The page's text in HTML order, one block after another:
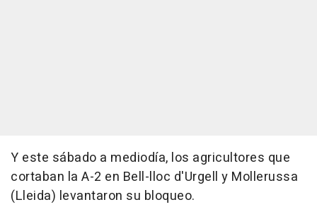
Y este sábado a mediodía, los agricultores que
cortaban la A-2 en Bell-lloc d'Urgell y Mollerussa
(Lleida) levantaron su bloqueo.